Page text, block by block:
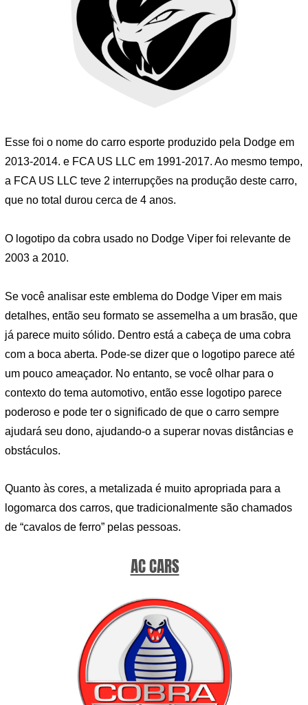
Esse foi o nome do carro esporte produzido pela Dodge em
2013-2014. e FCA US LLC em 1991-2017. Ao mesmo tempo,
a FCA US LLC teve 2 interrupções na produção deste carro,
que no total durou cerca de 4 anos.
O logotipo da cobra usado no Dodge Viper foi relevante de
2003 a 2010.
Se você analisar este emblema do Dodge Viper em mais
detalhes, então seu formato se assemelha a um brasão, que
já parece muito sólido. Dentro está a cabeça de uma cobra
com a boca aberta. Pode-se dizer que o logotipo parece até
um pouco ameaçador. No entanto, se você olhar para o
contexto do tema automotivo, então esse logotipo parece
poderoso e pode ter o significado de que o carro sempre
ajudará seu dono, ajudando-o a superar novas distâncias e
obstáculos.
Quanto às cores, a metalizada é muito apropriada para a
logomarca dos carros, que tradicionalmente são chamados
de “cavalos de ferro” pelas pessoas.
AC CARS